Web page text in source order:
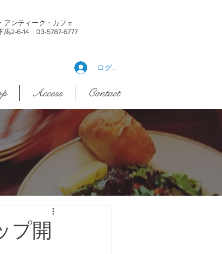
アンティーク・カフェ
馬2-6-14 03-5787-6777
ログイン
Access Contact
プ開